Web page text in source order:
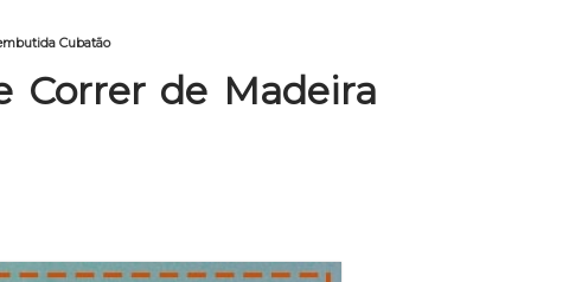
Cubatão
Correr de Madeira